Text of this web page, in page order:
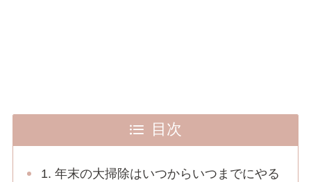
目次
1. 年末の大掃除はいつからいつまでにやる